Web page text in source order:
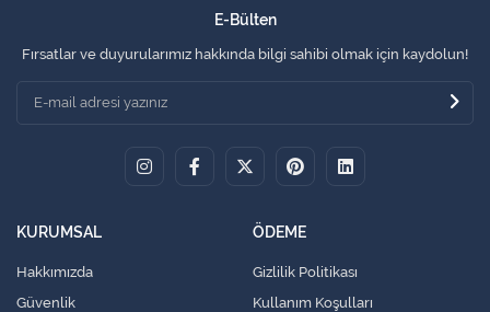
E-Bülten
Fırsatlar ve duyurularımız hakkında bilgi sahibi olmak için kaydolun!
KURUMSAL
Hakkımızda
Güvenlik
ÖDEME
Gizlilik Politikası
Kullanım Koşulları